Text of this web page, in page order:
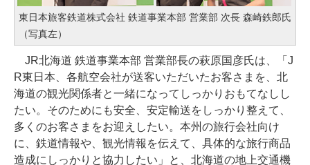
東日本旅客鉄道株式会社 鉄道事業本部 営業部 次長 森崎鉄郎氏
（写真左）
JR北海道 鉄道事業本部 営業部長の萩原国彦氏は、「J
R東日本、各航空会社が送客いただいたお客さまを、北
海道の観光関係者と一緒になってしっかりおもてなしし
たい。そのためにも安全、安定輸送をしっかり整えて、
多くのお客さまをお迎えしたい。本州の旅行会社向け
に、鉄道情報や、観光情報を伝えて、具体的な旅行商品
造成にしっかりと協力したい」と、北海道の地上交通機